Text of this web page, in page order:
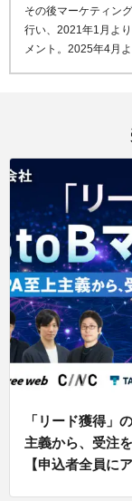
その後マーケティン
行い、2021年1月よ
メント。2025年4月
「リード獲得」
主義から、受注
【申込者全員に